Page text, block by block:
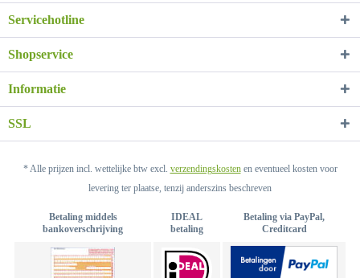
Servicehotline
Shopservice
Informatie
SSL
* Alle prijzen incl. wettelijke btw excl. verzendingskostenen eventueel kosten voor
levering ter plaatse, tenzij anderszins beschreven
Betaling middels
bankoverschrijving
IDEAL
betaling
Betaling via PayPal,
Creditcard